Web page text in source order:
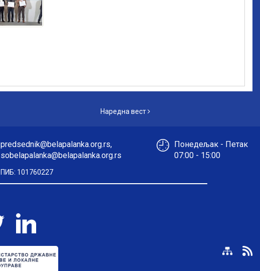
Наредна вест
predsednik@belapalanka.org.rs,
sobelapalanka@belapalanka.org.rs
Понедељак - Петак
07:00 - 15:00
ПИБ: 101760227